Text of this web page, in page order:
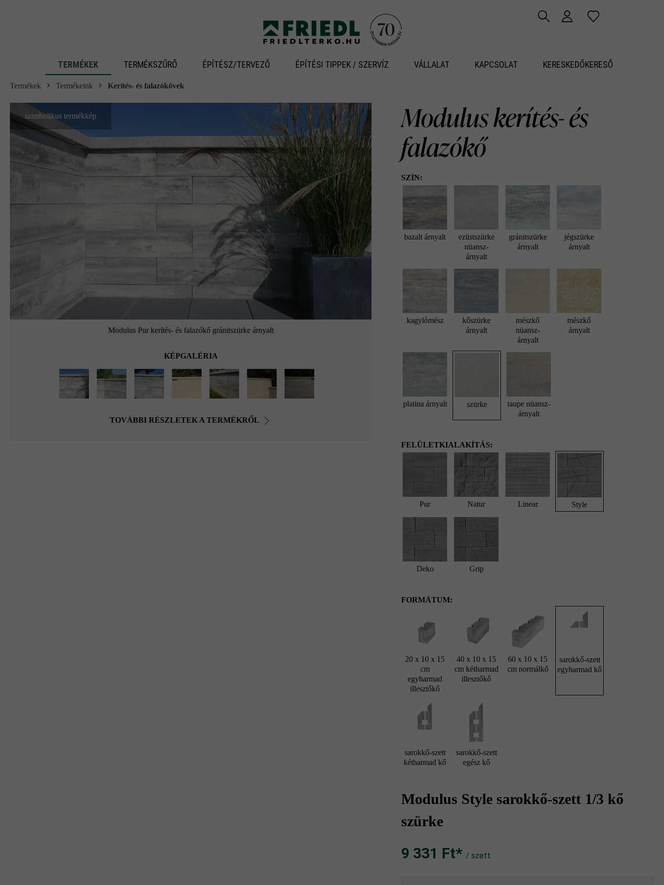
TERMÉKEK TERMÉKSZŰRŐ ÉPÍTÉSZ/TERVEZŐ ÉPÍTÉSI TIPPEK / SZERVÍZ VÁLLALAT KAPCSOLAT KERESKEDŐKERESŐ
Termékek Termékeink Kerítés- és falazókövek
Modulus Pur kerítés- és falazókő gránitszürke árnyalt
szimbolikus termékkép
KÉPGALÉRIA
TOVÁBBI RÉSZLETEK A TERMÉKRŐL
Modulus kerítés- és
falazókő
SZÍN:
bazalt árnyalt
ezüstszürke
nüansz-
árnyalt
gránitszürke
árnyalt
jégszürke
árnyalt
kagylómész
kőszürke
árnyalt
mészkő
nüansz-
árnyalt
mészkő
árnyalt
platina árnyalt szürke
taupe nüansz-
árnyalt
FELÜLETKIALAKÍTÁS:
Pur Natur Linear Style
Deko Grip
FORMÁTUM:
20 x 10 x 15
cm
egyharmad
illesztőkő
40 x 10 x 15
cm kétharmad
illesztőkő
60 x 10 x 15
cm normálkő
sarokkő-szett
egyharmad kő
sarokkő-szett
kétharmad kő
sarokkő-szett
egész kő
Modulus Style sarokkő-szett 1/3 kő
szürke
9 331 Ft‎‎‎*/ szett